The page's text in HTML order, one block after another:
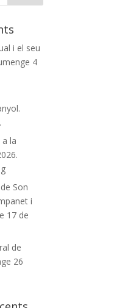
i el seu
4
la
Son
i
17 de
de
26